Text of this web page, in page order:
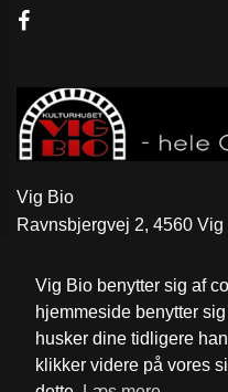
Vig Bio benytter sig af
hjemmeside benytter
husker dine tidligere
klikker videre på vores
Vig Bio
Ravnsbjergvej 2, 4560 Vig
Telefon: 59 31 52 46
Email: kontakt@vigbio.dk
Cookie- og privatlivspolitik